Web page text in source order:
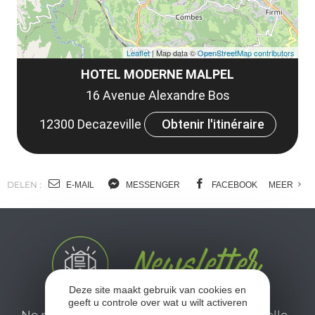
HOTEL MODERNE MALPEL
16 Avenue Alexandre Bos
12300 Decazeville
Obtenir l'itinéraire
Leaflet| Map data ©OpenStreetMap contributors
DELEN : E-MAIL MESSENGER FACEBOOK MEER
Deze site maakt gebruik van cookies en
geeft u controle over wat u wilt activeren